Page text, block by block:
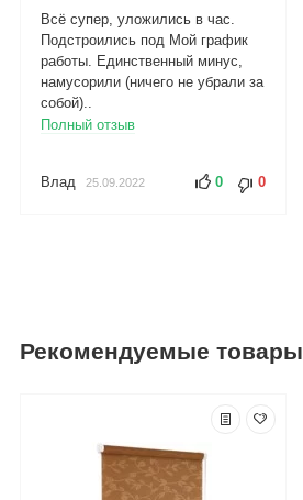
Всё супер, уложились в час.
Подстроились под Мой график
работы. Единственный минус,
намусорили (ничего не убрали за
собой)..
Полный отзыв
Влад 25.09.2022 0 0
Рекомендуемые товары